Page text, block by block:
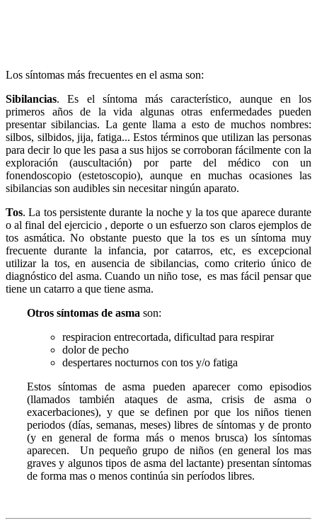
Los síntomas más frecuentes en el asma son:
Sibilancias. Es el síntoma más característico, aunque en los
primeros años de la vida algunas otras enfermedades pueden
presentar sibilancias. La gente llama a esto de muchos nombres:
silbos, silbidos, jija, fatiga... Estos términos que utilizan las personas
para decir lo que les pasa a sus hijos se corroboran fácilmente con la
exploración (auscultación) por parte del médico con un
fonendoscopio (estetoscopio), aunque en muchas ocasiones las
sibilancias son audibles sin necesitar ningún aparato.
Tos. La tos persistente durante la noche y la tos que aparece durante
o al final del ejercicio , deporte o un esfuerzo son claros ejemplos de
tos asmática. No obstante puesto que la tos es un síntoma muy
frecuente durante la infancia, por catarros, etc, es excepcional
utilizar la tos, en ausencia de sibilancias, como criterio único de
diagnóstico del asma. Cuando un niño tose, es mas fácil pensar que
tiene un catarro a que tiene asma.
Otros síntomas de asma son:
respiracion entrecortada, dificultad para respirar
dolor de pecho
despertares nocturnos con tos y/o fatiga
Estos síntomas de asma pueden aparecer como episodios
(llamados también ataques de asma, crisis de asma o
exacerbaciones), y que se definen por que los niños tienen
periodos (días, semanas, meses) libres de síntomas y de pronto
(y en general de forma más o menos brusca) los síntomas
aparecen. Un pequeño grupo de niños (en general los mas
graves y algunos tipos de asma del lactante) presentan síntomas
de forma mas o menos continúa sin períodos libres.